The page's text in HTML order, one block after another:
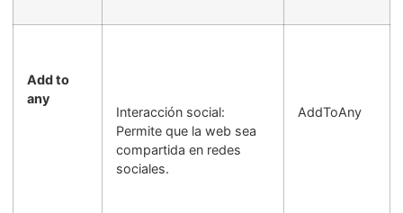
Add to
any
Interacción social:
Permite que la web sea
compartida en redes
sociales.
AddToAny